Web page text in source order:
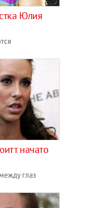
Юлия
начато
глаз